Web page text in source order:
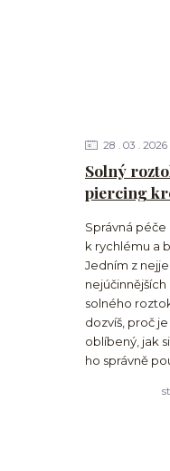
Solný
piercing
28 03 2026
Správná
k rychlému a
Jedním z
solného
dozvíš, proč
oblíbený, jak
ho správně